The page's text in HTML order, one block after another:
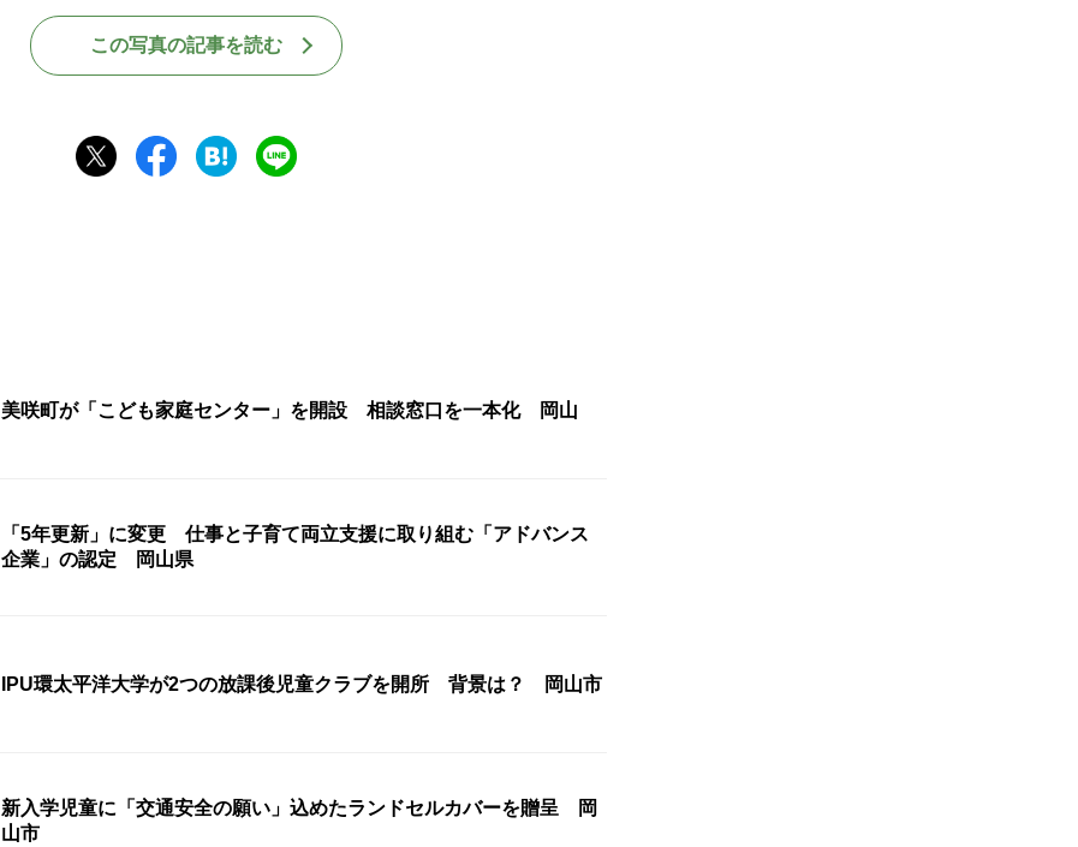
この写真の記事を読む
美咲町が「こども家庭センター」を開設 相談窓口を一本化 岡山
「5年更新」に変更 仕事と子育て両立支援に取り組む「アドバンス
企業」の認定 岡山県
IPU環太平洋大学が2つの放課後児童クラブを開所 背景は？ 岡山市
新入学児童に「交通安全の願い」込めたランドセルカバーを贈呈 岡
山市